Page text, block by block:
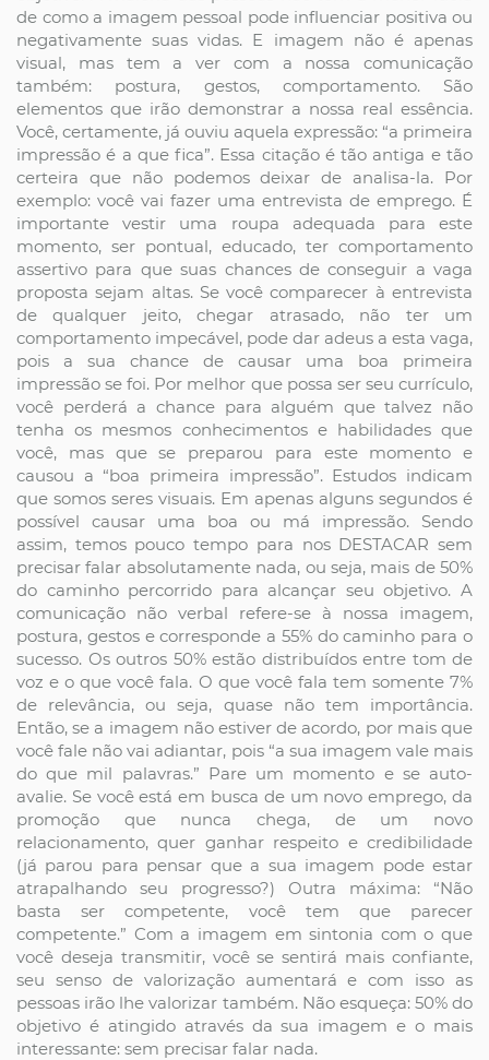
de como a imagem pessoal pode influenciar positiva ou
negativamente suas vidas. E imagem não é apenas
visual, mas tem a ver com a nossa comunicação
também: postura, gestos, comportamento. São
elementos que irão demonstrar a nossa real essência.
Você, certamente, já ouviu aquela expressão: “a primeira
impressão é a que fica”. Essa citação é tão antiga e tão
certeira que não podemos deixar de analisa-la. Por
exemplo: você vai fazer uma entrevista de emprego. É
importante vestir uma roupa adequada para este
momento, ser pontual, educado, ter comportamento
assertivo para que suas chances de conseguir a vaga
proposta sejam altas. Se você comparecer à entrevista
de qualquer jeito, chegar atrasado, não ter um
comportamento impecável, pode dar adeus a esta vaga,
pois a sua chance de causar uma boa primeira
impressão se foi. Por melhor que possa ser seu currículo,
você perderá a chance para alguém que talvez não
tenha os mesmos conhecimentos e habilidades que
você, mas que se preparou para este momento e
causou a “boa primeira impressão”. Estudos indicam
que somos seres visuais. Em apenas alguns segundos é
possível causar uma boa ou má impressão. Sendo
assim, temos pouco tempo para nos DESTACAR sem
precisar falar absolutamente nada, ou seja, mais de 50%
do caminho percorrido para alcançar seu objetivo. A
comunicação não verbal refere-se à nossa imagem,
postura, gestos e corresponde a 55% do caminho para o
sucesso. Os outros 50% estão distribuídos entre tom de
voz e o que você fala. O que você fala tem somente 7%
de relevância, ou seja, quase não tem importância.
Então, se a imagem não estiver de acordo, por mais que
você fale não vai adiantar, pois “a sua imagem vale mais
do que mil palavras.” Pare um momento e se auto-
avalie. Se você está em busca de um novo emprego, da
promoção que nunca chega, de um novo
relacionamento, quer ganhar respeito e credibilidade
(já parou para pensar que a sua imagem pode estar
atrapalhando seu progresso?) Outra máxima: “Não
basta ser competente, você tem que parecer
competente.” Com a imagem em sintonia com o que
você deseja transmitir, você se sentirá mais confiante,
seu senso de valorização aumentará e com isso as
pessoas irão lhe valorizar também. Não esqueça: 50% do
objetivo é atingido através da sua imagem e o mais
interessante: sem precisar falar nada.